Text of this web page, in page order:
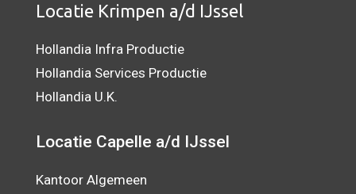
Locatie Krimpen a/d IJssel
Hollandia Infra Productie
Hollandia Services Productie
Hollandia U.K.
Locatie Capelle a/d IJssel
Kantoor Algemeen